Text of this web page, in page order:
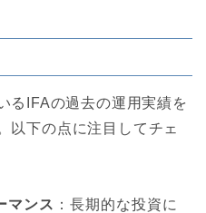
るIFAの過去の運用実績を
以下の点に注目してチェ
マンス ：長期的な投資に